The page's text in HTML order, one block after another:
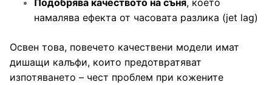
намалява ефекта от часовата разлика (jet lag)
Освен това, повечето качествени модели имат
дишащи калъфи, които предотвратяват
изпотяването – чест проблем при кожените